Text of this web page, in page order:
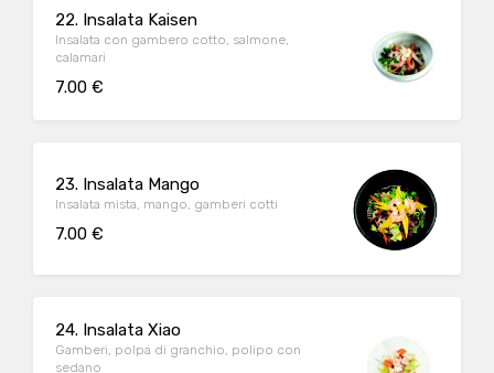
22. Insalata Kaisen
Insalata con gambero cotto, salmone,
calamari
7.00 €
23. Insalata Mango
Insalata mista, mango, gamberi cotti
7.00 €
24. Insalata Xiao
Gamberi, polpa di granchio, polipo con
sedano